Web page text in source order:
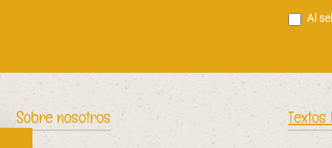
Al
Sobre nosotros